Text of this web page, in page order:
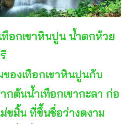
ทือกเขาหินปูน น้ำตกห้วย
ของเทือกเขาหินปูนกับ
กต้นน้ำเทือกเขากะลา ก่อ
ขมิ้น ที่ขึ้นชื่อว่างดงาม